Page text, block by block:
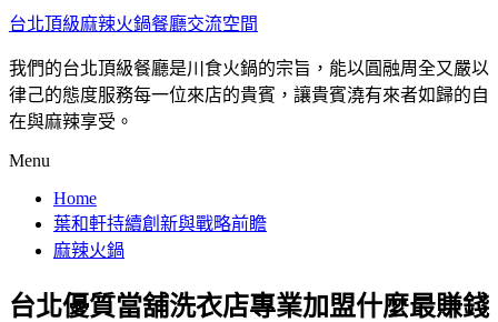
台北頂級麻辣火鍋餐廳交流空間
我們的台北頂級餐廳是川食火鍋的宗旨，能以圓融周全又嚴以
律己的態度服務每一位來店的貴賓，讓貴賓澆有來者如歸的自
在與麻辣享受。
Menu
Home
葉和軒持續創新與戰略前瞻
麻辣火鍋
台北優質當舖洗衣店專業加盟什麼最賺錢